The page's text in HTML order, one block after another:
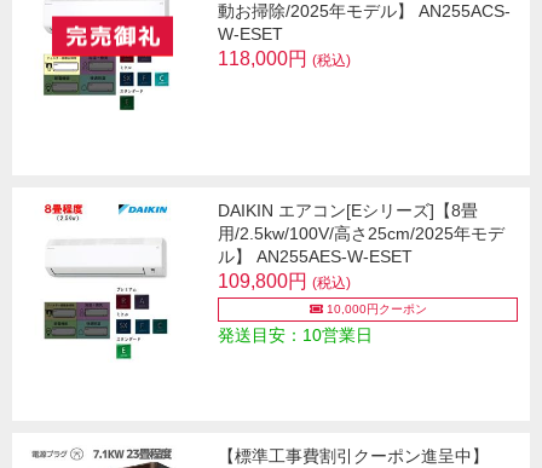
動お掃除/2025年モデル】 AN255ACS-
W-ESET
118,000円 (税込)
DAIKIN エアコン[Eシリーズ]【8畳
用/2.5kw/100V/高さ25cm/2025年モデ
ル】 AN255AES-W-ESET
109,800円 (税込)
10,000円クーポン
発送目安：10営業日
【標準工事費割引クーポン進呈中】